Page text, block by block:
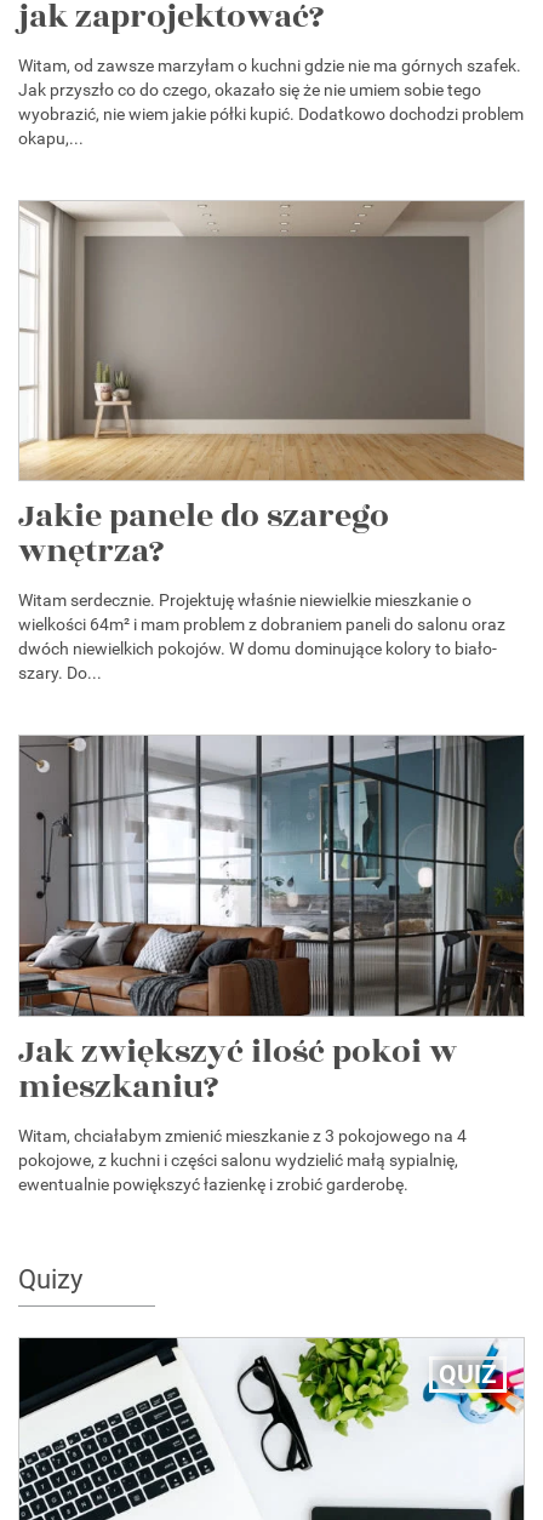
jak zaprojektować?
Witam, od zawsze marzyłam o kuchni gdzie nie ma górnych szafek.
Jak przyszło co do czego, okazało się że nie umiem sobie tego
wyobrazić, nie wiem jakie półki kupić. Dodatkowo dochodzi problem
okapu,...
Jakie panele do szarego
wnętrza?
Witam serdecznie. Projektuję właśnie niewielkie mieszkanie o
wielkości 64m² i mam problem z dobraniem paneli do salonu oraz
dwóch niewielkich pokojów. W domu dominujące kolory to biało-
szary. Do...
Jak zwiększyć ilość pokoi w
mieszkaniu?
Witam, chciałabym zmienić mieszkanie z 3 pokojowego na 4
pokojowe, z kuchni i części salonu wydzielić małą sypialnię,
ewentualnie powiększyć łazienkę i zrobić garderobę.
Quizy
QUIZ